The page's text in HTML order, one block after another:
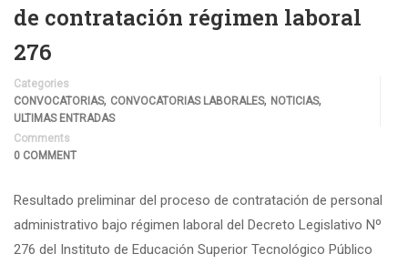
de contratación régimen laboral
276
Categories
CONVOCATORIAS, CONVOCATORIAS LABORALES, NOTICIAS,
ULTIMAS ENTRADAS
Comments
0 COMMENT
Resultado preliminar del proceso de contratación de personal
administrativo bajo régimen laboral del Decreto Legislativo Nº
276 del Instituto de Educación Superior Tecnológico Público